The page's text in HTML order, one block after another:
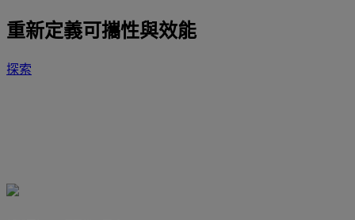
重新定義可攜性與效能
探索